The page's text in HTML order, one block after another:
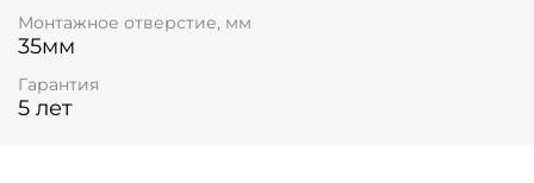
Монтажное отверстие, мм
35мм
Гарантия
5 лет